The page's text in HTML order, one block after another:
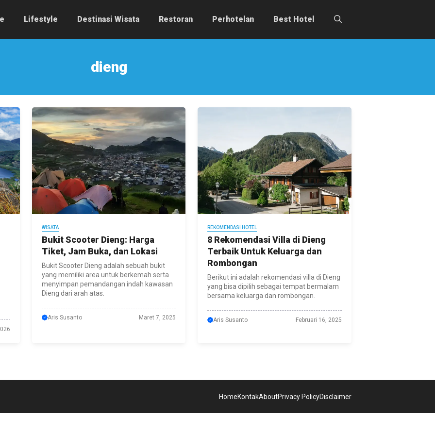
Lifestyle Destinasi Wisata Restoran Perhotelan Best Hotel
dieng
WISATA
Bukit Scooter Dieng: Harga
Tiket, Jam Buka, dan Lokasi
Bukit Scooter Dieng adalah sebuah bukit
yang memiliki area untuk berkemah serta
menyimpan pemandangan indah kawasan
Dieng dari arah atas.
Aris Susanto Maret 7, 2025
REKOMENDASI HOTEL
8 Rekomendasi Villa di Dieng
Terbaik Untuk Keluarga dan
Rombongan
Berikut ini adalah rekomendasi villa di Dieng
yang bisa dipilih sebagai tempat bermalam
bersama keluarga dan rombongan.
Aris Susanto Februari 16, 2025
HomeKontakAboutPrivacy PolicyDisclaimer